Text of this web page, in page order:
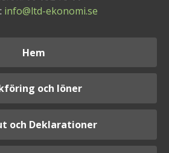
info@ltd-ekonomi.se
Hem
och löner
och Deklarationer